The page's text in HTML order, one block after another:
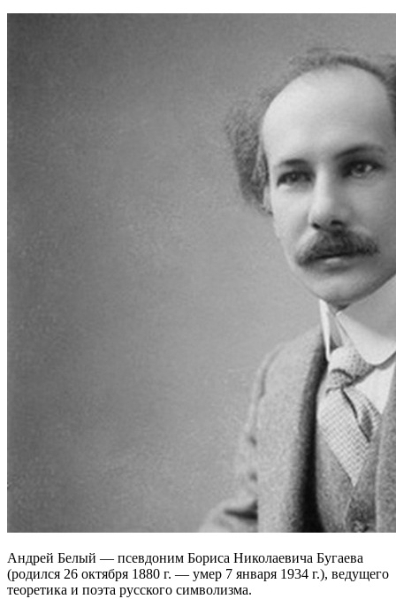
Андрей Белый — псевдоним Бориса Николаевича Бугаева
(родился 26 октября 1880 г. — умер 7 января 1934 г.), ведущего
теоретика и поэта русского символизма.